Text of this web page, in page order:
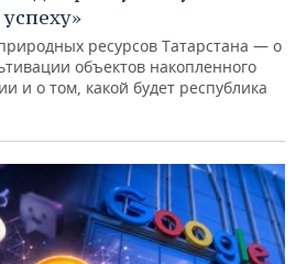
ресурсов Татарстана — о
объектов накопленного
и о том, какой будет республика